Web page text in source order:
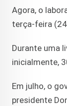
Agora, o
terça-feira
Durante uma
inicialmente,
Em julho, o
presidente